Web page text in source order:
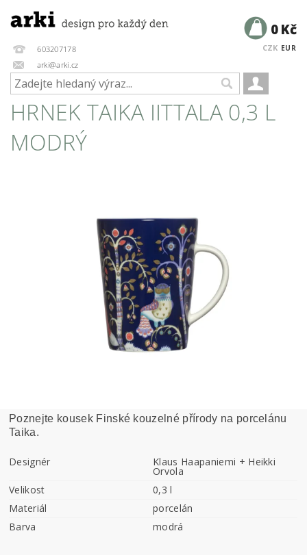
603207178
arki@arki.cz
CZK EUR
0 Kč
HRNEK TAIKA IITTALA 0,3 L
MODRÝ
Poznejte kousek Finské kouzelné přírody na porcelánu
Taika.
Designér Klaus Haapaniemi + Heikki
Orvola
Velikost
0,3 l
Materiál
porcelán
Barva
modrá